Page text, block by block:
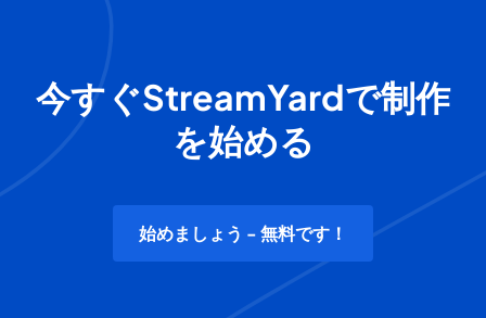
今すぐStreamYardで制作
を始める
始めましょう - 無料です！